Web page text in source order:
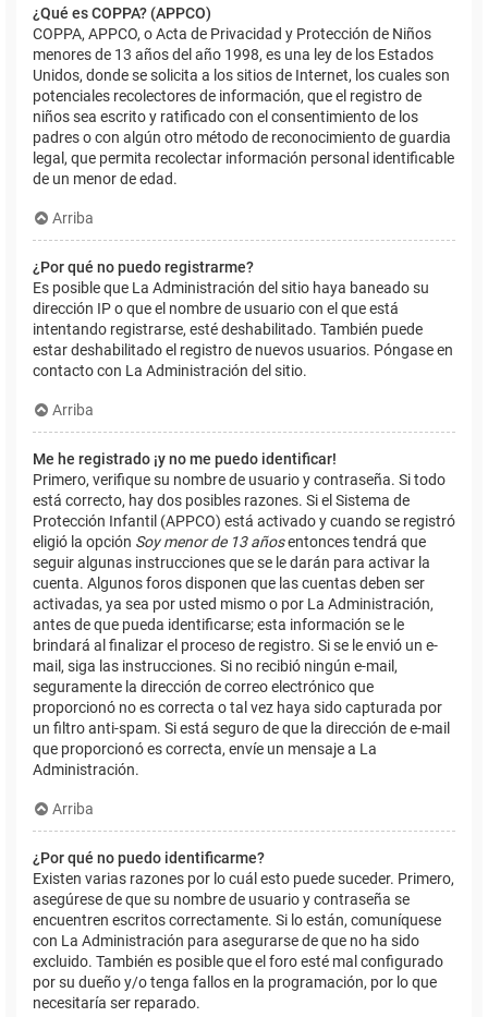
¿Qué es COPPA? (APPCO)
COPPA, APPCO, o Acta de Privacidad y Protección de Niños
menores de 13 años del año 1998, es una ley de los Estados
Unidos, donde se solicita a los sitios de Internet, los cuales son
potenciales recolectores de información, que el registro de
niños sea escrito y ratificado con el consentimiento de los
padres o con algún otro método de reconocimiento de guardia
legal, que permita recolectar información personal identificable
de un menor de edad.
Arriba
¿Por qué no puedo registrarme?
Es posible que La Administración del sitio haya baneado su
dirección IP o que el nombre de usuario con el que está
intentando registrarse, esté deshabilitado. También puede
estar deshabilitado el registro de nuevos usuarios. Póngase en
contacto con La Administración del sitio.
Arriba
Me he registrado ¡y no me puedo identificar!
Primero, verifique su nombre de usuario y contraseña. Si todo
está correcto, hay dos posibles razones. Si el Sistema de
Protección Infantil (APPCO) está activado y cuando se registró
eligió la opción Soy menor de 13 añosentonces tendrá que
seguir algunas instrucciones que se le darán para activar la
cuenta. Algunos foros disponen que las cuentas deben ser
activadas, ya sea por usted mismo o por La Administración,
antes de que pueda identificarse; esta información se le
brindará al finalizar el proceso de registro. Si se le envió un e-
mail, siga las instrucciones. Si no recibió ningún e-mail,
seguramente la dirección de correo electrónico que
proporcionó no es correcta o tal vez haya sido capturada por
un filtro anti-spam. Si está seguro de que la dirección de e-mail
que proporcionó es correcta, envíe un mensaje a La
Administración.
Arriba
¿Por qué no puedo identificarme?
Existen varias razones por lo cuál esto puede suceder. Primero,
asegúrese de que su nombre de usuario y contraseña se
encuentren escritos correctamente. Si lo están, comuníquese
con La Administración para asegurarse de que no ha sido
excluido. También es posible que el foro esté mal configurado
por su dueño y/o tenga fallos en la programación, por lo que
necesitaría ser reparado.